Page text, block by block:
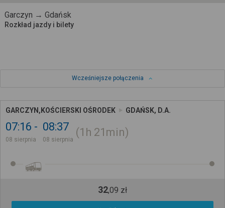
Garczyn → Gdańsk
Rozkład jazdy i bilety
Wcześniejsze połączenia
GARCZYN,KOŚCIERSKI OŚRODEK GDAŃSK, D.A.
07:16
08 sierpnia
08:37
08 sierpnia
1h 21min
32,09 zł